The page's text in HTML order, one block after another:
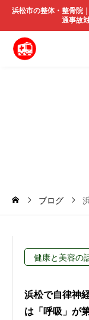
浜松市の整体・整骨院
通事故
ブログ
健康と美容の
浜松で自律神
は「呼吸」が